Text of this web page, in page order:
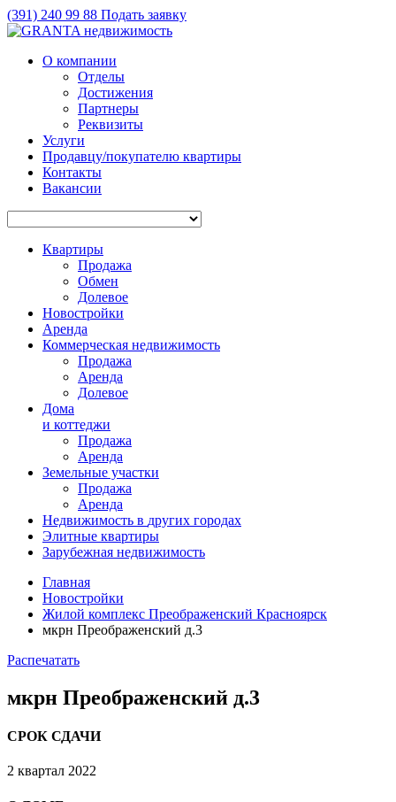
(391) 240 99 88 Подать заявку
О компании
Отделы
Достижения
Партнеры
Реквизиты
Услуги
Продавцу/покупателю квартиры
Контакты
Вакансии
Квартиры
Продажа
Обмен
Долевое
Новостройки
Аренда
Коммерческая недвижимость
Продажа
Аренда
Долевое
Дома
и коттеджи
Продажа
Аренда
Земельные участки
Продажа
Аренда
Недвижимость в других городах
Элитные квартиры
Зарубежная недвижимость
Главная
Новостройки
Жилой комплекс Преображенский Красноярск
мкрн Преображенский д.3
Распечатать
мкрн Преображенский д.3
СРОК СДАЧИ
2 квартал 2022